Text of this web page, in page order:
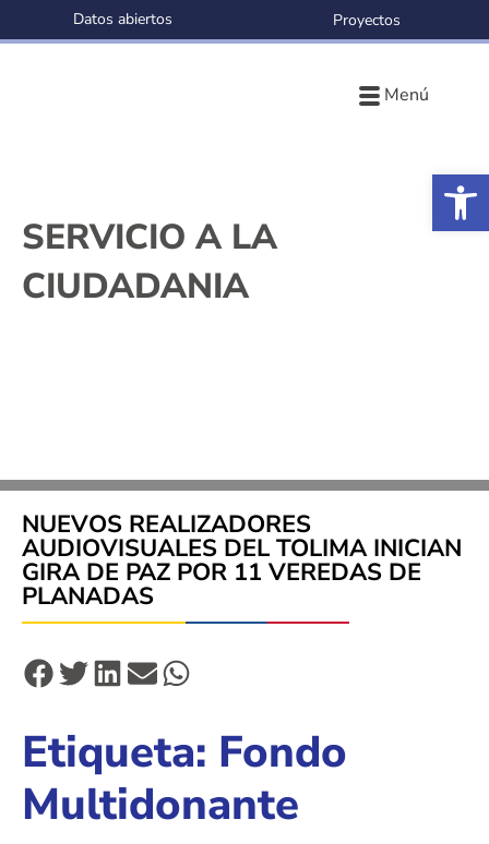
Menú
Datos abiertos Proyectos
SERVICIO A LA
CIUDADANIA
NUEVOS REALIZADORES
AUDIOVISUALES DEL TOLIMA INICIAN
GIRA DE PAZ POR 11 VEREDAS DE
PLANADAS
Etiqueta: Fondo
Multidonante